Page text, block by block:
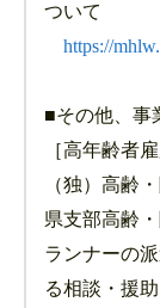
ついて
https://
■その他、事
［高年齢者
（独）高齢
県支部高齢
ランナーの
る相談・援